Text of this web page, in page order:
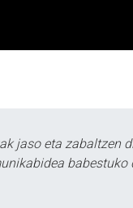
jaso eta zabaltzen
babestuko